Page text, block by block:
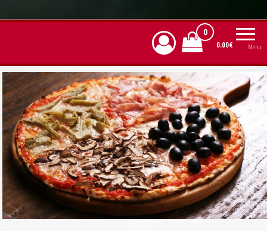
Menu
0
0.00€